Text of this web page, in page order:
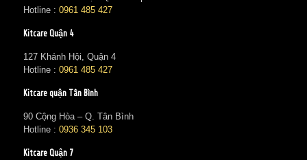
Hotline : 0961 485 427
Kitcare Quận 4
127 Khánh Hội, Quận 4
Hotline : 0961 485 427
Kitcare quận Tân Bình
90 Cộng Hòa – Q. Tân Bình
Hotline : 0936 345 103
Kitcare Quận 7